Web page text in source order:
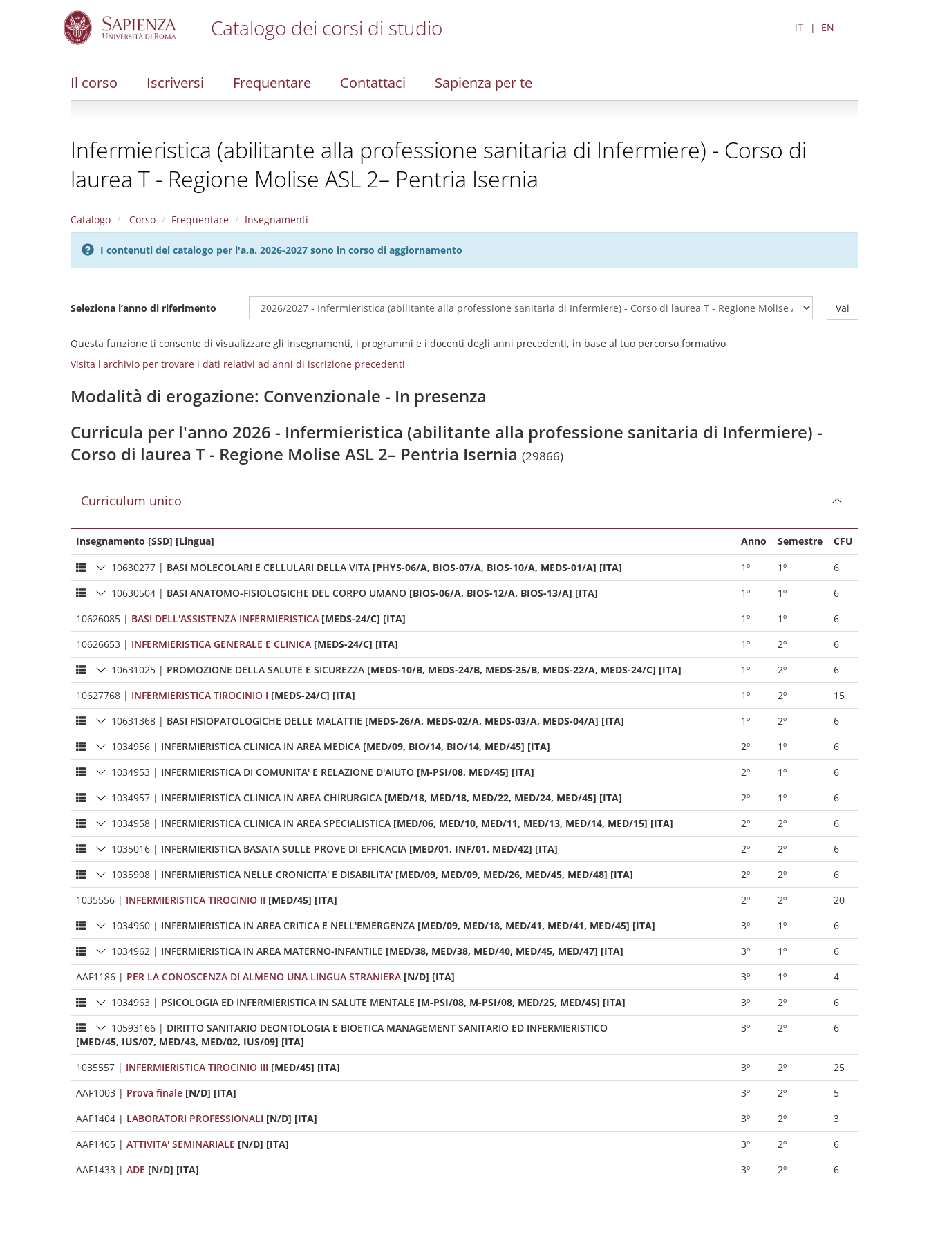
Catalogo dei corsi di studio IT EN
Il corso Iscriversi Frequentare Contattaci Sapienza per te
Infermieristica (abilitante alla professione sanitaria di Infermiere) - Corso di
laurea T - Regione Molise ASL 2– Pentria Isernia
Catalogo Corso Frequentare Insegnamenti
I contenuti del catalogo per l'a.a. 2026-2027 sono in corso di aggiornamento
Seleziona l’anno di riferimento Vai
Questa funzione ti consente di visualizzare gli insegnamenti, i programmi e i docenti degli anni precedenti, in base al tuo percorso formativo
Visita l'archivio per trovare i dati relativi ad anni di iscrizione precedenti
Modalità di erogazione: Convenzionale - In presenza
Curricula per l'anno 2026 - Infermieristica (abilitante alla professione sanitaria di Infermiere) -
Corso di laurea T - Regione Molise ASL 2– Pentria Isernia (29866)
Curriculum unico
Insegnamento [SSD] [Lingua] Anno Semestre
CFU
10630277 | BASI MOLECOLARI E CELLULARI DELLA VITA [PHYS-06/A, BIOS-07/A, BIOS-10/A, MEDS-01/A] [ITA] 1º 1º
6
10630504 | BASI ANATOMO-FISIOLOGICHE DEL CORPO UMANO [BIOS-06/A, BIOS-12/A, BIOS-13/A] [ITA] 1º 1º
6
10626085 | BASI DELL'ASSISTENZA INFERMIERISTICA [MEDS-24/C] [ITA] 1º 1º
6
10626653 | INFERMIERISTICA GENERALE E CLINICA [MEDS-24/C] [ITA] 1º 2º
6
10631025 | PROMOZIONE DELLA SALUTE E SICUREZZA [MEDS-10/B, MEDS-24/B, MEDS-25/B, MEDS-22/A, MEDS-24/C] [ITA] 1º 2º
6
10627768 | INFERMIERISTICA TIROCINIO I [MEDS-24/C] [ITA] 1º 2º
15
10631368 | BASI FISIOPATOLOGICHE DELLE MALATTIE [MEDS-26/A, MEDS-02/A, MEDS-03/A, MEDS-04/A] [ITA] 1º 2º
6
1034956 | INFERMIERISTICA CLINICA IN AREA MEDICA [MED/09, BIO/14, BIO/14, MED/45] [ITA] 2º 1º
6
1034953 | INFERMIERISTICA DI COMUNITA' E RELAZIONE D'AIUTO [M-PSI/08, MED/45] [ITA] 2º 1º
6
1034957 | INFERMIERISTICA CLINICA IN AREA CHIRURGICA [MED/18, MED/18, MED/22, MED/24, MED/45] [ITA] 2º 1º
6
1034958 | INFERMIERISTICA CLINICA IN AREA SPECIALISTICA [MED/06, MED/10, MED/11, MED/13, MED/14, MED/15] [ITA] 2º 2º
6
1035016 | INFERMIERISTICA BASATA SULLE PROVE DI EFFICACIA [MED/01, INF/01, MED/42] [ITA] 2º 2º
6
1035908 | INFERMIERISTICA NELLE CRONICITA' E DISABILITA' [MED/09, MED/09, MED/26, MED/45, MED/48] [ITA] 2º 2º
6
1035556 | INFERMIERISTICA TIROCINIO II [MED/45] [ITA] 2º 2º
20
1034960 | INFERMIERISTICA IN AREA CRITICA E NELL'EMERGENZA [MED/09, MED/18, MED/41, MED/41, MED/45] [ITA] 3º 1º
6
1034962 | INFERMIERISTICA IN AREA MATERNO-INFANTILE [MED/38, MED/38, MED/40, MED/45, MED/47] [ITA] 3º 1º
6
AAF1186 | PER LA CONOSCENZA DI ALMENO UNA LINGUA STRANIERA [N/D] [ITA] 3º 1º
4
1034963 | PSICOLOGIA ED INFERMIERISTICA IN SALUTE MENTALE [M-PSI/08, M-PSI/08, MED/25, MED/45] [ITA] 3º 2º
6
10593166 | DIRITTO SANITARIO DEONTOLOGIA E BIOETICA MANAGEMENT SANITARIO ED INFERMIERISTICO
[MED/45, IUS/07, MED/43, MED/02, IUS/09] [ITA]
3º 2º 6
1035557 | INFERMIERISTICA TIROCINIO III [MED/45] [ITA] 3º 2º
25
AAF1003 | Prova finale [N/D] [ITA] 3º 2º
5
AAF1404 | LABORATORI PROFESSIONALI [N/D] [ITA] 3º 2º
3
AAF1405 | ATTIVITA' SEMINARIALE [N/D] [ITA] 3º 2º
6
AAF1433 | ADE [N/D] [ITA] 3º 2º 6